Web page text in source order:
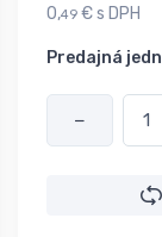
0,49 € s DPH
Predajná
−